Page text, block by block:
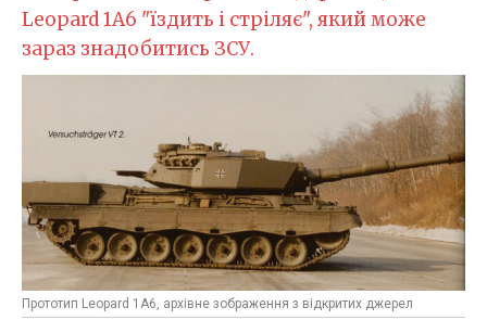
Leopard 1A6 "їздить і стріляє", який може
зараз знадобитись ЗСУ.
Прототип Leopard 1A6, архівне зображення з відкритих джерел